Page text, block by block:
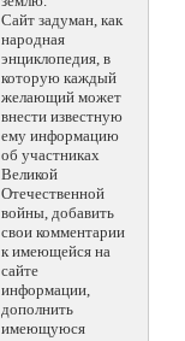
Сайт задуман, как
народная
энциклопедия, в
которую каждый
желающий может
внести известную
ему информацию
об участниках
Великой
Отечественной
войны, добавить
свои комментарии
к имеющейся на
сайте
информации,
дополнить
имеющуюся